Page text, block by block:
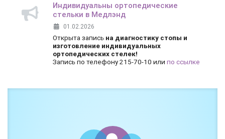
Индивидуальны ортопедические
стельки в Медлэнд
01.02.2026
Открыта запись на диагностику стопы и
изготовление индивидуальных
ортопедических стелек!
Запись по телефону 215-70-10 или по ссылке